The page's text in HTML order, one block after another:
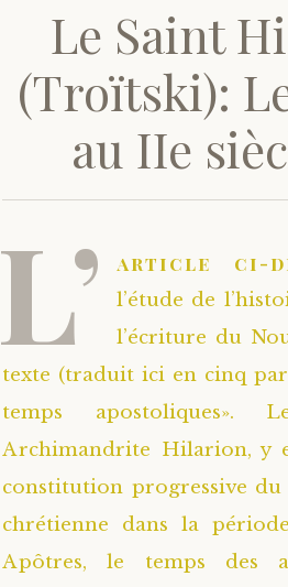
Le Saint
(Troïtski):
au IIe
L’ article ci-
l’étude de
l’écriture du
texte (traduit ici en cinq
temps apostoliques».
Archimandrite Hilarion, y
constitution progressive du
chrétienne dans la
Apôtres, le temps des